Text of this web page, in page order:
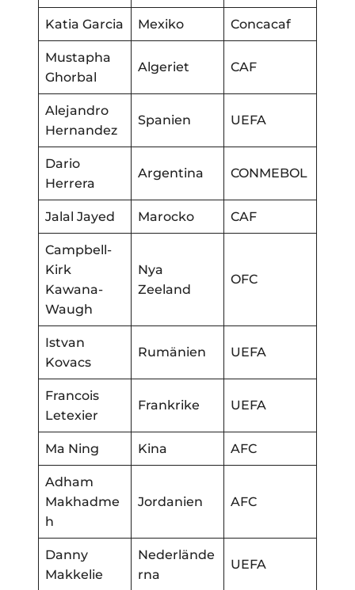
Katia Garcia Mexiko Concacaf
Mustapha
Ghorbal
Algeriet CAF
Alejandro
Hernandez
Spanien UEFA
Dario
Herrera
Argentina CONMEBOL
Jalal Jayed Marocko CAF
Campbell-
Kirk
Kawana-
Waugh
Nya
Zeeland
OFC
Istvan
Kovacs
Rumänien UEFA
Francois
Letexier
Frankrike UEFA
Ma Ning Kina AFC
Adham
Makhadme
h
Jordanien AFC
Danny
Makkelie
Nederlände
rna
UEFA